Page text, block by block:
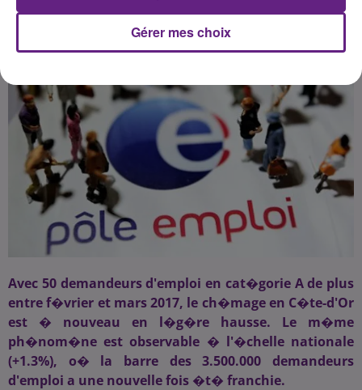
Avec 50 demandeurs d'emploi en cat�gorie A de plus
entre f�vrier et mars 2017, le ch�mage en C�te-d'Or
est � nouveau en l�g�re hausse. Le m�me
ph�nom�ne est observable � l'�chelle nationale
(+1.3%), o� la barre des 3.500.000 demandeurs
d'emploi a une nouvelle fois �t� franchie.
Gérer mes choix